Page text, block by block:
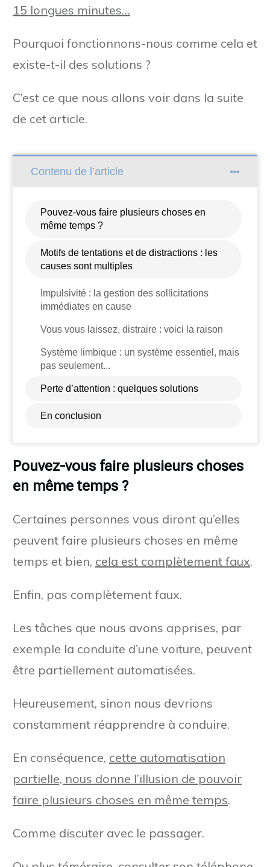
15 longues minutes…
Pourquoi fonctionnons-nous comme cela et
existe-t-il des solutions ?
C’est ce que nous allons voir dans la suite
de cet article.
Contenu de l’article
Pouvez-vous faire plusieurs choses en
même temps ?
Motifs de tentations et de distractions : les
causes sont multiples
Impulsivité : la gestion des sollicitations
immédiates en cause
Vous vous laissez, distraire : voici la raison
Système limbique : un système essentiel, mais
pas seulement...
Perte d’attention : quelques solutions
En conclusion
Pouvez-vous faire plusieurs choses
en même temps ?
Certaines personnes vous diront qu’elles
peuvent faire plusieurs choses en même
temps et bien, cela est complètement faux.
Enfin, pas complètement faux.
Les tâches que nous avons apprises, par
exemple la conduite d’une voiture, peuvent
être partiellement automatisées.
Heureusement, sinon nous devrions
constamment réapprendre à conduire.
En conséquence, cette automatisation
partielle, nous donne l’illusion de pouvoir
faire plusieurs choses en même temps.
Comme discuter avec le passager.